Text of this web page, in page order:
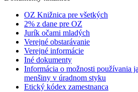
OZ Knižnica pre všetkých
2% z dane pre OZ
Jurík očami mladých
Verejné obstarávanie
Verejné informácie
Iné dokumenty
Informácia o možnosti používania
menšiny v úradnom styku
Etický kódex zamestnanca